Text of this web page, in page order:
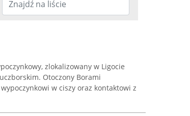
zlokalizowany w Ligocie
Otoczony Borami
w ciszy oraz kontaktowi z